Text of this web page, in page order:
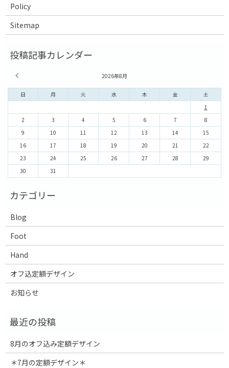
Policy
Sitemap
2026年8月
日 月 火 水 木 金 土
1
2
3 4 5 6 7
8
9
10 11 12 13 14
15
16
17 18 19 20 21
22
23
24 25 26 27 28
29
30
31
Blog
Foot
Hand
オフ込定額デザイン
お知らせ
8月のオフ込み定額デザイン
＊7月の定額デザイン＊